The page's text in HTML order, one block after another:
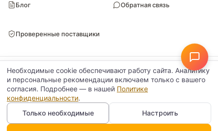
Блог Обратная связь
Проверенные поставщики
© Поставкин 2026ООО «Блитури» · ИНН 9102052170 · ОГРН 1149102107461
Политика конфиденциальности Настройки данных
Необходимые cookie обеспечивают работу сайта. Аналитику
и персональные рекомендации включаем только с вашего
согласия. Подробнее — в нашей Политике
конфиденциальности.
Только необходимые
Настроить